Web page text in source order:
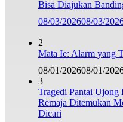
Bisa Diajukan
08/03/202608/03/
2
Mata Ie: Alarm yang
08/01/202608/01/
3
Tragedi Pantai Ujong
Remaja Ditemukan
Dicari